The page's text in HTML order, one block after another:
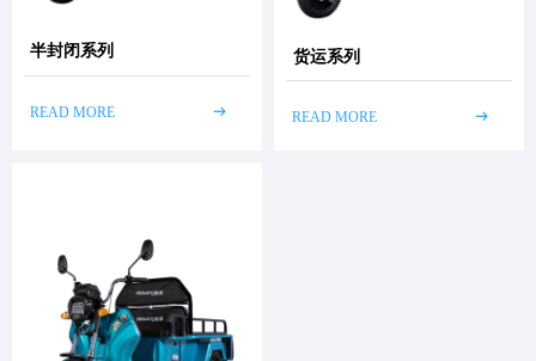
半封闭系列
READ MORE ꁹ
货运系列
READ MORE ꁹ